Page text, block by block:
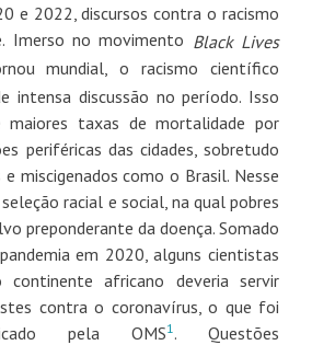
e 2022, discursos contra o racismo
Imerso no movimento Black Lives
mundial, o racismo científico
intensa discussão no período. Isso
maiores taxas de mortalidade por
periféricas das cidades, sobretudo
miscigenados como o Brasil. Nesse
racial e social, na qual pobres
preponderante da doença. Somado
em 2020, alguns cientistas
continente africano deveria servir
contra o coronavírus, o que foi
pela OMS1 . Questões